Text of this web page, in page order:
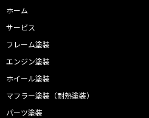
ホーム
サービス
フレーム塗装
エンジン塗装
ホイール塗装
マフラー塗装（耐熱塗装）
パーツ塗装